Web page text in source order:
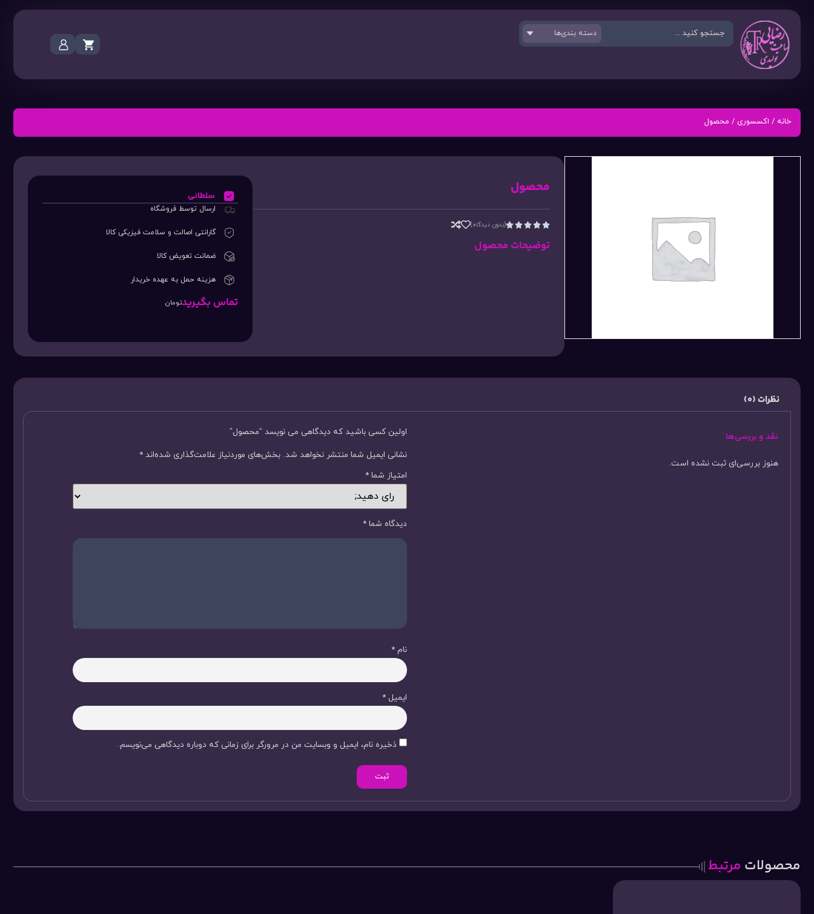
خانه / اکسسوری / محصول
محصول




(بدون دیدگاه)
توضیحات محصول
سلطانی
ارسال توسط فروشگاه
گارانتی اصالت و سلامت فیزیکی کالا
ضمانت تعویض کالا
هزینه حمل به عهده خریدار
تماس بگیریدتومان
نظرات (0)
نقد و بررسی‌ها
هنوز بررسی‌ای ثبت نشده است.
اولین کسی باشید که دیدگاهی می نویسد “محصول”
نشانی ایمیل شما منتشر نخواهد شد. بخش‌های موردنیاز علامت‌گذاری شده‌اند *
امتیاز شما *
دیدگاه شما *
نام *
ایمیل *
ذخیره نام، ایمیل و وبسایت من در مرورگر برای زمانی که دوباره دیدگاهی می‌نویسم.
محصولات مرتبط